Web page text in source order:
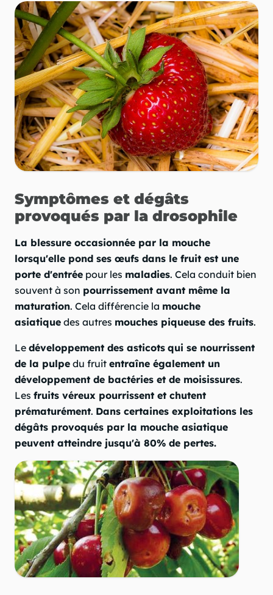
Symptômes et dégâts
provoqués par la drosophile
La blessure occasionnée par la mouche
lorsqu'elle pond ses œufs dans le fruit est une
porte d'entrée pour les maladies. Cela conduit bien
souvent à son pourrissement avant même la
maturation. Cela différencie la mouche
asiatique des autres mouches piqueuse des fruits.
Le développement des asticots qui se nourrissent
de la pulpe du fruit entraîne également un
développement de bactéries et de moisissures.
Les fruits véreux pourrissent et chutent
prématurément. Dans certaines exploitations les
dégâts provoqués par la mouche asiatique
peuvent atteindre jusqu'à 80% de pertes.